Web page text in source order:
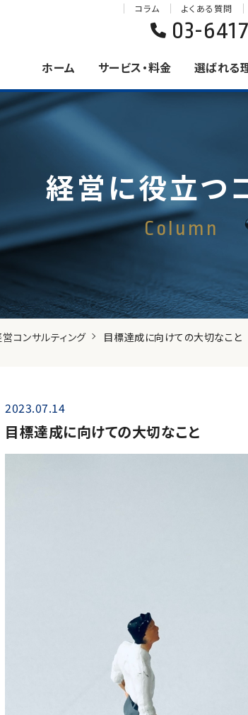
ホーム サービス・料金 選ばれる
コラム よくある質問
03-
経営に役立つ
Column
コンサルティング 目標達成に向けての大切なこと
2023.07.14
目標達成に向けての大切なこと